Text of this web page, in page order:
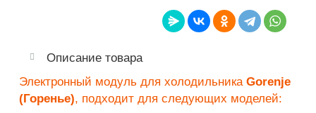
Описание товара
Электронный модуль для холодильника Gorenje
(Горенье), подходит для следующих моделей: